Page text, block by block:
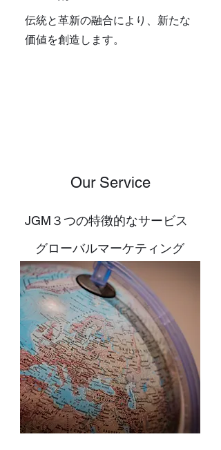
伝統と革新の融合により、新たな
価値を創造します。
Our Service
JGM３つの特徴的なサービス
グローバルマーケティング​